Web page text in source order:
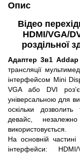
Опис
Відео
HDMI/VGA/
роздільної
Адаптер 3в1 Addap
трансляції
інтерфейсом Mini
VGA або DVI
універсальною для
оскільки
девайс,
використовується.
На основній частині
інтерфейси: